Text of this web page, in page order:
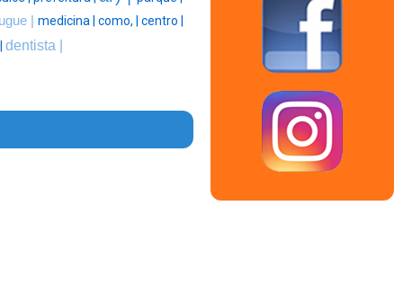
| medicina | como, | centro |
dentista |